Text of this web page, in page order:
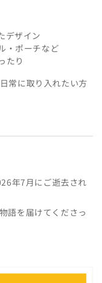
デザイン
・ポーチなど
たり
常に取り入れたい方
年7月にご逝去され
語を届けてくださっ